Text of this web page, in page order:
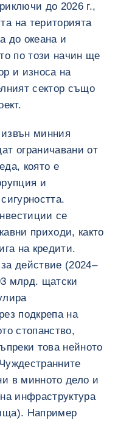
до 2026 г.,
на територията
до океана и
по този начин ще
и износа на
сектор също
минния
ограничавани от
която е
и
се
приходи, както
на кредити.
действие (2024–
млрд. щатски
подкрепа на
стопанство,
това нейното
в минното дело и
инфраструктура
Например